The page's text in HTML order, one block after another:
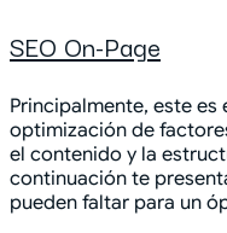
SEO On-Page
Principalmente, este
optimización de
el contenido y la
continuación te
pueden faltar para un